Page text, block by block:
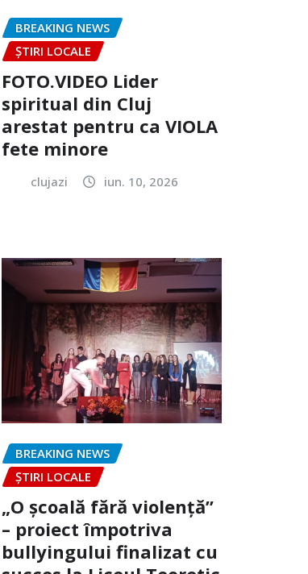
BREAKING NEWS
ȘTIRI LOCALE
FOTO.VIDEO Lider
spiritual din Cluj
arestat pentru ca VIOLA
fete minore
clujazi iun. 10, 2026
BREAKING NEWS
ȘTIRI LOCALE
„O școală fără violență”
– proiect împotriva
bullyingului finalizat cu